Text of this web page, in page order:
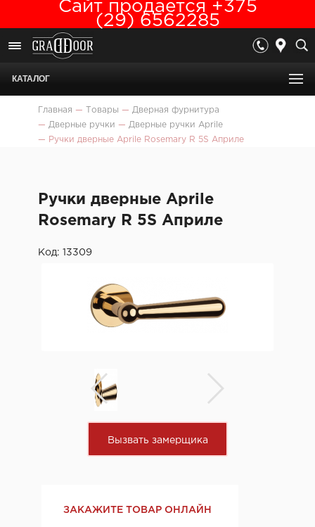
Сайт продается +375
(29) 6562285
КАТАЛОГ
Главная — Товары — Дверная фурнитура
— Дверные ручки — Дверные ручки Aprile
—
Ручки дверные Aprile Rosemary R 5S Априле
Ручки дверные Aprile
Rosemary R 5S Априле
Код: 13309
Вызвать замерщика
ЗАКАЖИТЕ ТОВАР ОНЛАЙН